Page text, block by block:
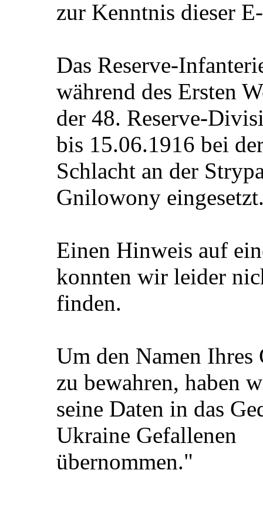
zur Kenntnis dieser
Das Reserve-
während des Ersten
der 48. Reserve-
bis 15.06.1916 bei
Schlacht an der
Gnilowony
Einen Hinweis auf
konnten wir leider
finden.
Um den Namen Ihres
zu bewahren, haben
seine Daten in das
Ukraine Gefallenen
übernommen."